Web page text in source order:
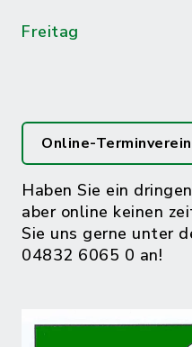
Freitag
Online-
Haben Sie ein
aber online keinen
Sie uns gerne unter
04832 6065 0 an!